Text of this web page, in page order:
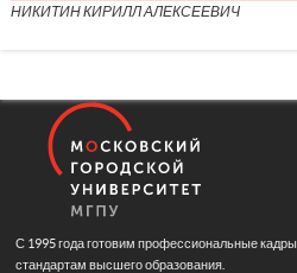
НИКИТИН КИРИЛЛ АЛЕКСЕЕВИЧ
С 1995 года готовим профессиональные
стандартам высшего образования.